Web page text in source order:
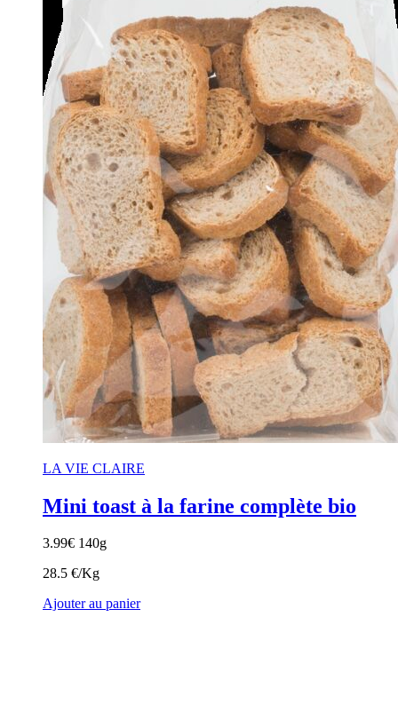
LA VIE CLAIRE
Mini toast à la farine complète bio
3.99€ 140g
28.5 €/Kg
Ajouter au panier